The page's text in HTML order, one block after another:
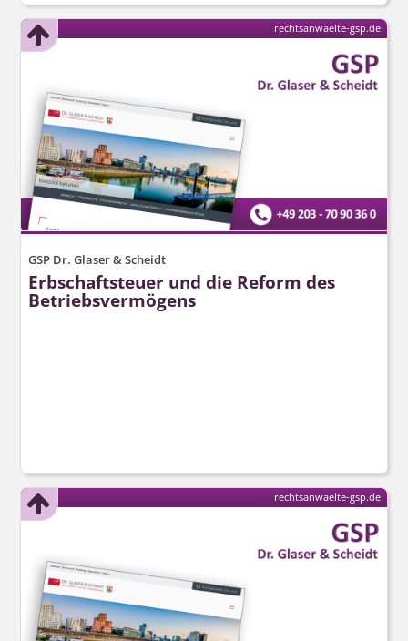
GSP Dr. Glaser & Scheidt
Erbschaftsteuer und die Reform des
Betriebsvermögens
rechtsanwaelte-gsp.de
rechtsanwaelte-gsp.de